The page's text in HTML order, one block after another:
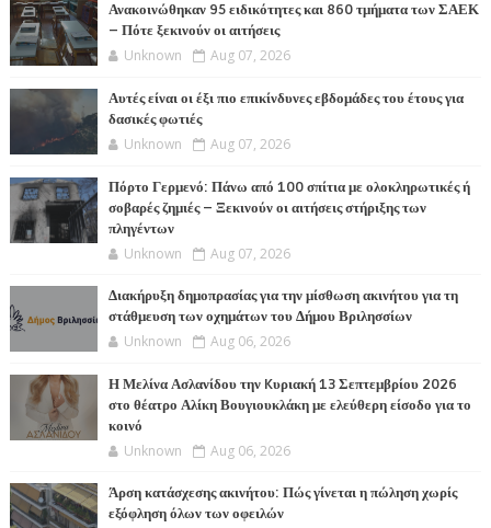
Ανακοινώθηκαν 95 ειδικότητες και 860 τμήματα των ΣΑΕΚ
– Πότε ξεκινούν οι αιτήσεις
Unknown Aug 07, 2026
Αυτές είναι οι έξι πιο επικίνδυνες εβδομάδες του έτους για
δασικές φωτιές
Unknown Aug 07, 2026
Πόρτο Γερμενό: Πάνω από 100 σπίτια με ολοκληρωτικές ή
σοβαρές ζημιές – Ξεκινούν οι αιτήσεις στήριξης των
πληγέντων
Unknown Aug 07, 2026
Διακήρυξη δημοπρασίας για την μίσθωση ακινήτου για τη
στάθμευση των οχημάτων του Δήμου Βριλησσίων
Unknown Aug 06, 2026
Η Μελίνα Ασλανίδου την Kυριακή 13 Σεπτεμβρίου 2026
στο θέατρο Αλίκη Βουγιουκλάκη με ελεύθερη είσοδο για το
κοινό
Unknown Aug 06, 2026
Άρση κατάσχεσης ακινήτου: Πώς γίνεται η πώληση χωρίς
εξόφληση όλων των οφειλών